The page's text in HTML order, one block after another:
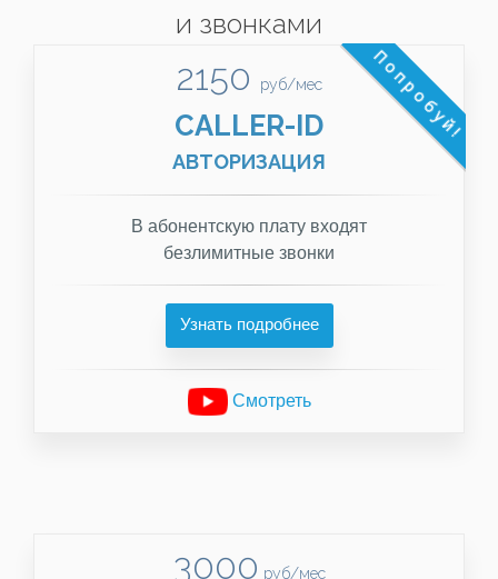
и звонками
Попробуй!
2150 руб/мес
CALLER-ID
АВТОРИЗАЦИЯ
В абонентскую плату входят
безлимитные звонки
Узнать подробнее
Смотреть
3000 руб/мес